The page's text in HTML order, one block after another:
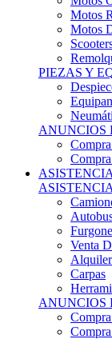
Motos R
Motos
PIEZAS Y
ANUNCIOS
Venta
Carpas
ANUNCIOS